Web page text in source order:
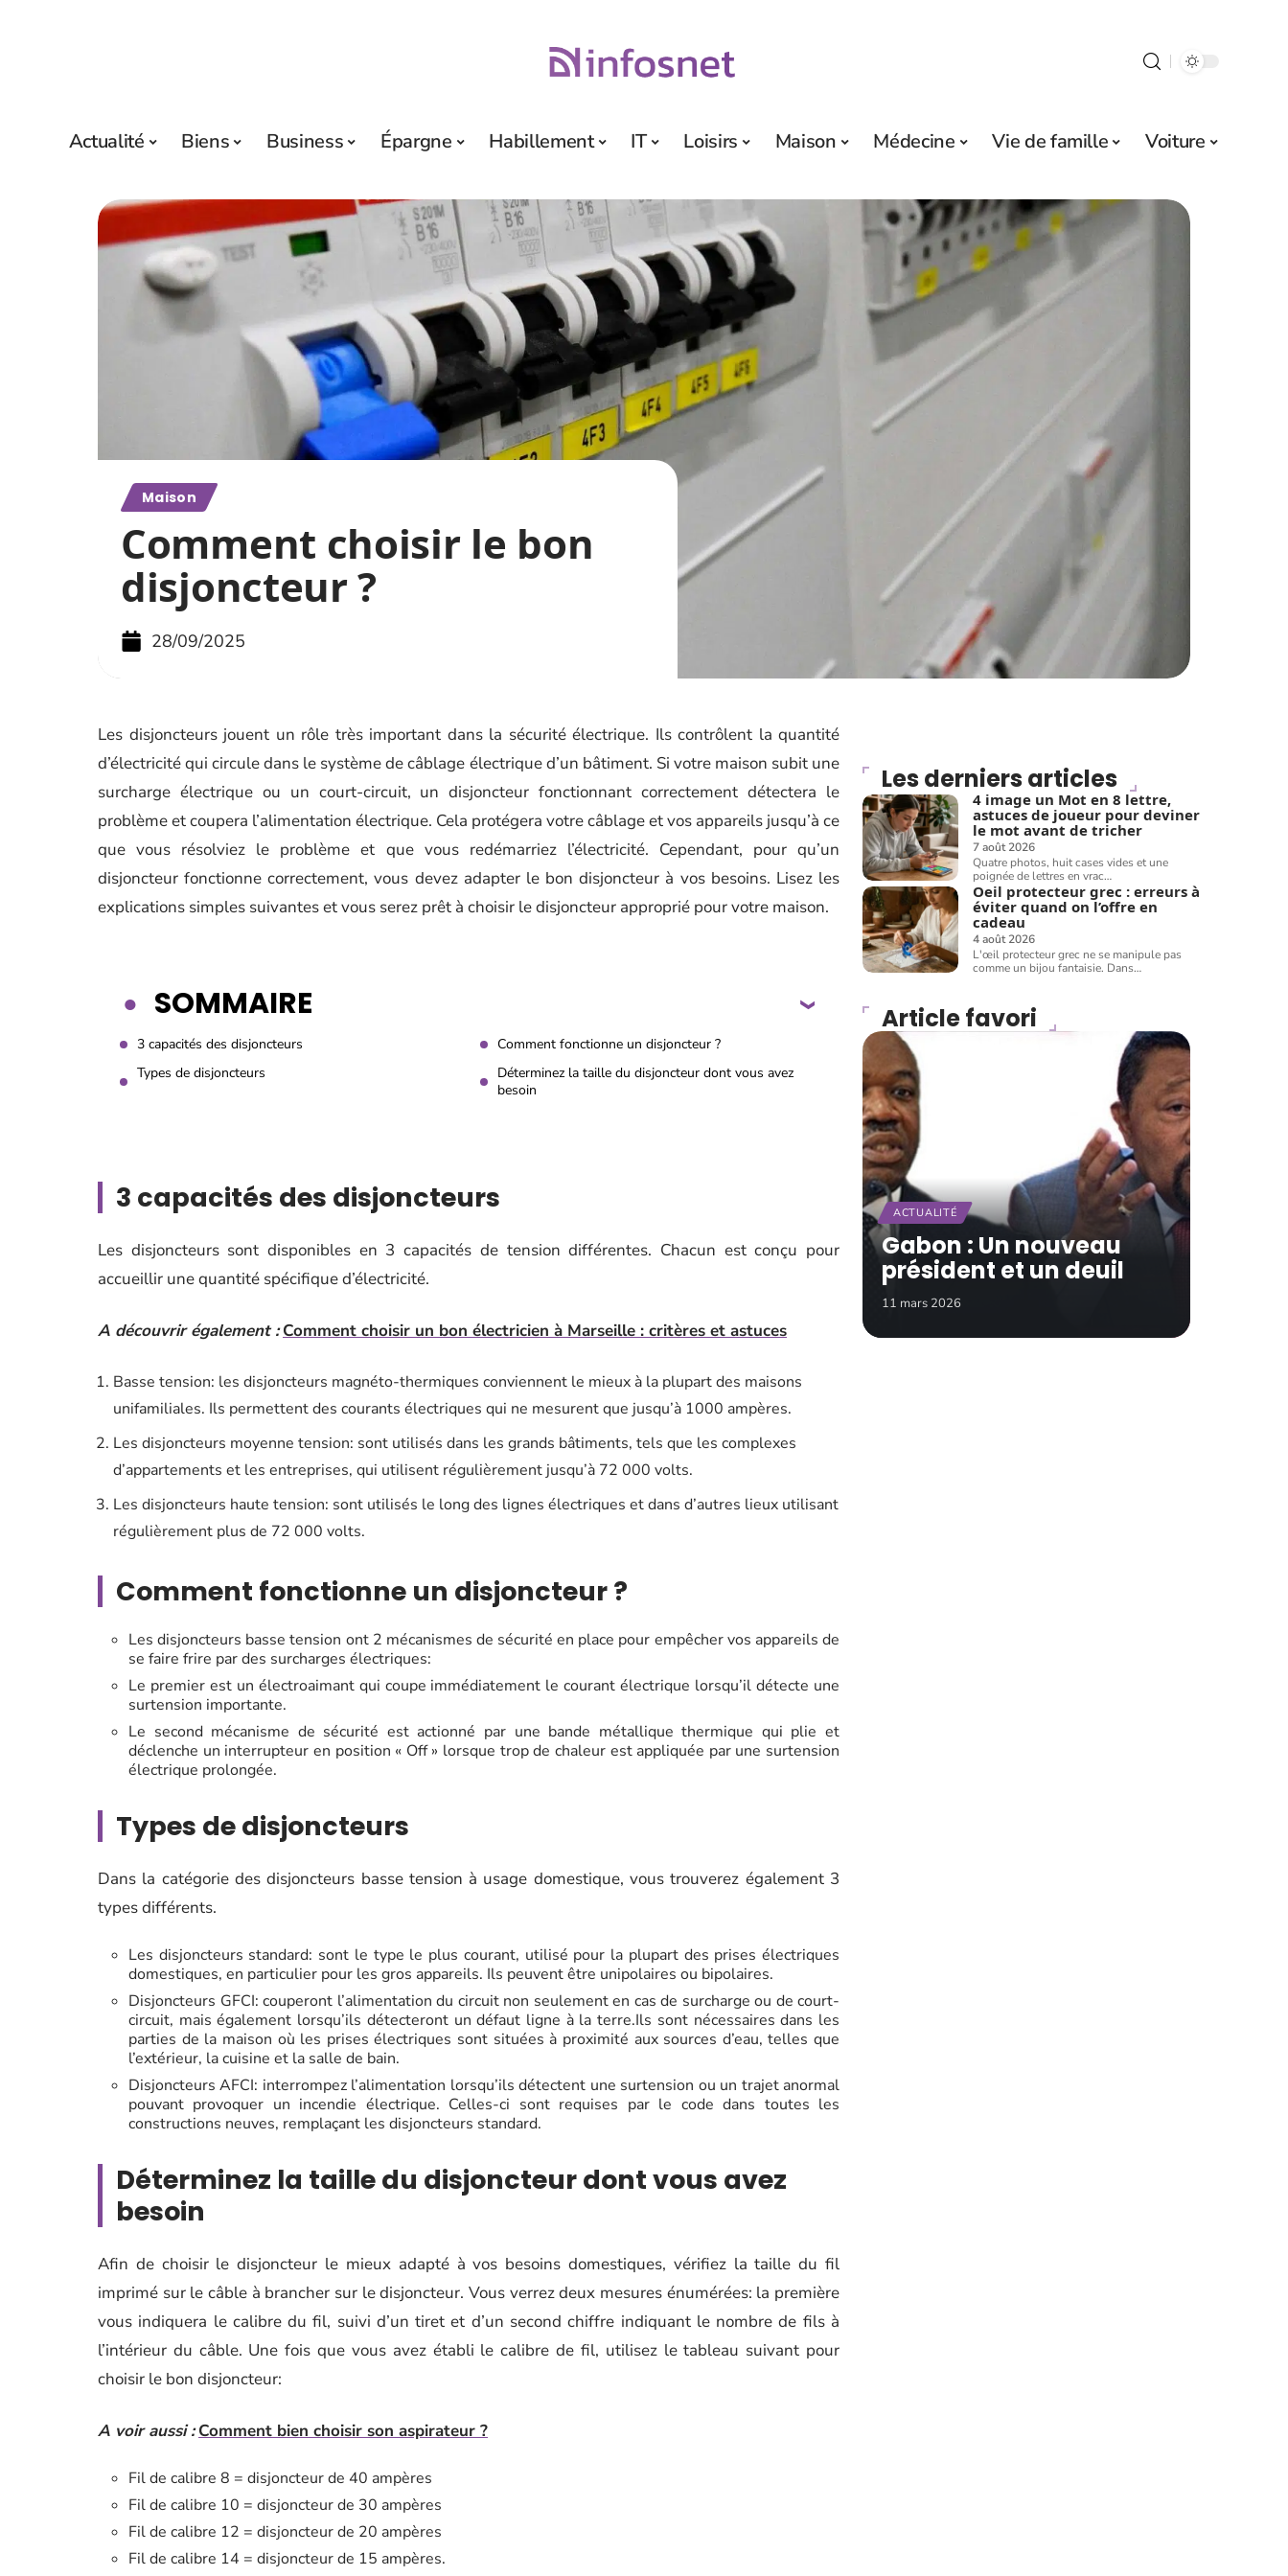
Actualité Biens Business Épargne Habillement IT Loisirs Maison Médecine Vie de famille Voiture
Maison
Comment choisir le bon
disjoncteur ?
28/09/2025
Les disjoncteurs jouent un rôle très important dans la sécurité électrique. Ils contrôlent la quantité
d’électricité qui circule dans le système de câblage électrique d’un bâtiment. Si votre maison subit une
surcharge électrique ou un court-circuit, un disjoncteur fonctionnant correctement détectera le
problème et coupera l’alimentation électrique. Cela protégera votre câblage et vos appareils jusqu’à ce
que vous résolviez le problème et que vous redémarriez l’électricité. Cependant, pour qu’un
disjoncteur fonctionne correctement, vous devez adapter le bon disjoncteur à vos besoins. Lisez les
explications simples suivantes et vous serez prêt à choisir le disjoncteur approprié pour votre maison.
SOMMAIRE
3 capacités des disjoncteurs
Comment fonctionne un disjoncteur ?
Types de disjoncteurs
Déterminez la taille du disjoncteur dont vous avez
besoin
3 capacités des disjoncteurs
Les disjoncteurs sont disponibles en 3 capacités de tension différentes. Chacun est conçu pour
accueillir une quantité spécifique d’électricité.
A découvrir également : Comment choisir un bon électricien à Marseille : critères et astuces
Basse tension: les disjoncteurs magnéto-thermiques conviennent le mieux à la plupart des maisons
unifamiliales. Ils permettent des courants électriques qui ne mesurent que jusqu’à 1000 ampères.
Les disjoncteurs moyenne tension: sont utilisés dans les grands bâtiments, tels que les complexes
d’appartements et les entreprises, qui utilisent régulièrement jusqu’à 72 000 volts.
Les disjoncteurs haute tension: sont utilisés le long des lignes électriques et dans d’autres lieux utilisant
régulièrement plus de 72 000 volts.
Comment fonctionne un disjoncteur ?
Les disjoncteurs basse tension ont 2 mécanismes de sécurité en place pour empêcher vos appareils de
se faire frire par des surcharges électriques:
Le premier est un électroaimant qui coupe immédiatement le courant électrique lorsqu’il détecte une
surtension importante.
Le second mécanisme de sécurité est actionné par une bande métallique thermique qui plie et
déclenche un interrupteur en position « Off » lorsque trop de chaleur est appliquée par une surtension
électrique prolongée.
Types de disjoncteurs
Dans la catégorie des disjoncteurs basse tension à usage domestique, vous trouverez également 3
types différents.
Les disjoncteurs standard: sont le type le plus courant, utilisé pour la plupart des prises électriques
domestiques, en particulier pour les gros appareils. Ils peuvent être unipolaires ou bipolaires.
Disjoncteurs GFCI: couperont l’alimentation du circuit non seulement en cas de surcharge ou de court-
circuit, mais également lorsqu’ils détecteront un défaut ligne à la terre.Ils sont nécessaires dans les
parties de la maison où les prises électriques sont situées à proximité aux sources d’eau, telles que
l’extérieur, la cuisine et la salle de bain.
Disjoncteurs AFCI: interrompez l’alimentation lorsqu’ils détectent une surtension ou un trajet anormal
pouvant provoquer un incendie électrique. Celles-ci sont requises par le code dans toutes les
constructions neuves, remplaçant les disjoncteurs standard.
Déterminez la taille du disjoncteur dont vous avez
besoin
Afin de choisir le disjoncteur le mieux adapté à vos besoins domestiques, vérifiez la taille du fil
imprimé sur le câble à brancher sur le disjoncteur. Vous verrez deux mesures énumérées: la première
vous indiquera le calibre du fil, suivi d’un tiret et d’un second chiffre indiquant le nombre de fils à
l’intérieur du câble. Une fois que vous avez établi le calibre de fil, utilisez le tableau suivant pour
choisir le bon disjoncteur:
A voir aussi : Comment bien choisir son aspirateur ?
Fil de calibre 8 = disjoncteur de 40 ampères
Fil de calibre 10 = disjoncteur de 30 ampères
Fil de calibre 12 = disjoncteur de 20 ampères
Fil de calibre 14 = disjoncteur de 15 ampères.
Les derniers articles
4 image un Mot en 8 lettre,
astuces de joueur pour deviner
le mot avant de tricher
7 août 2026
Quatre photos, huit cases vides et une
poignée de lettres en vrac…
Oeil protecteur grec : erreurs à
éviter quand on l’offre en
cadeau
4 août 2026
L'œil protecteur grec ne se manipule pas
comme un bijou fantaisie. Dans…
Article favori
ACTUALITÉ
Gabon : Un nouveau
président et un deuil
11 mars 2026